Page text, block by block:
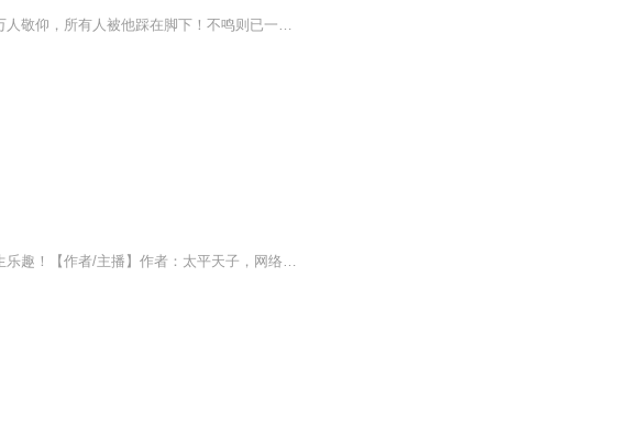
三年前，他被逐出家门，身无分文，无人理睬。三年后，他王者回归，万人敬仰，所有人被他踩在脚下！不鸣则已一鸣惊人！塔读主页链接【作者及主播简介】作者： 真名小猪(塔读签约作者）主播：凉若（女） 冬木（男） 日更两集，不定期爆更。欢迎加入塔读听友...
【内容简介】曾经的乞丐，成为了如今的战神，怀抱美女老婆，尽享人生乐趣！【作者/主播】作者：太平天子，网络小说作者。主播：何垣，喜马拉雅独家签约主播。何垣演播团队【购买须知】1、本作品为付费有声书，前50集为免费试听，购买成功后，即可收听，可...